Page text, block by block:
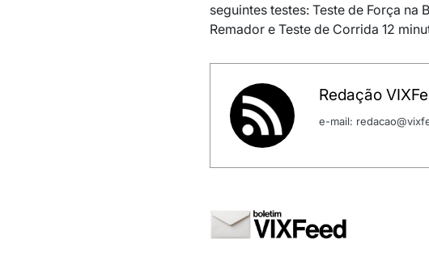
seguintes testes: Teste de Força na
Remador e Teste de Corrida 12
Redação
e-mail: